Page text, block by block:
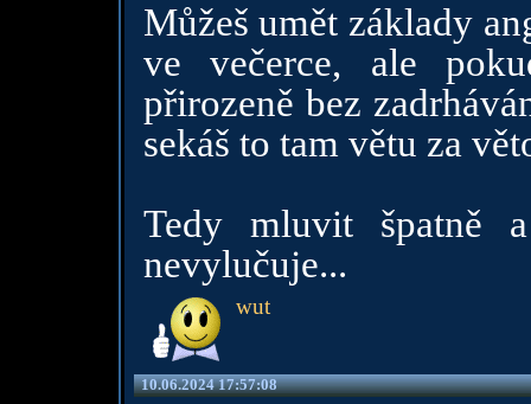
Můžeš umět základy
ve večerce, ale
přirozeně bez
sekáš to tam větu za
Tedy mluvit špatně
nevylučuje...
wut
10.06.2024 17:57:08